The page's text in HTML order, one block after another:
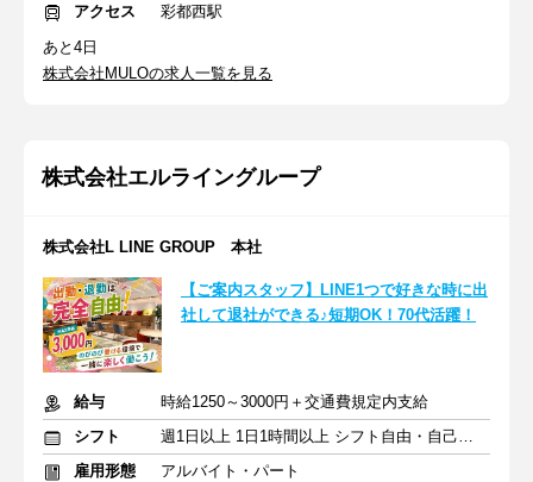
アクセス
彩都西駅
あと4日
株式会社MULOの求人一覧を見る
株式会社エルライングループ
株式会社L LINE GROUP 本社
【ご案内スタッフ】LINE1つで好きな時に出
社して退社ができる♪短期OK！70代活躍！
給与
時給1250～3000円＋交通費規定内支給
シフト
週1日以上 1日1時間以上 シフト自由・自己申告
雇用形態
アルバイト・パート